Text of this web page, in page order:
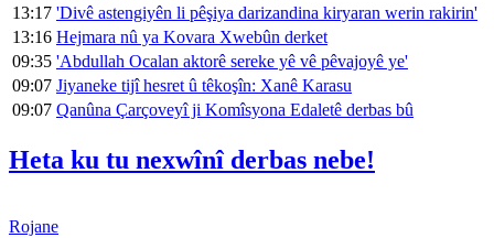
13:17 'Divê astengiyên li pêşiya darizandina kiryaran werin rakirin'
13:16 Hejmara nû ya Kovara Xwebûn derket
09:35 'Abdullah Ocalan aktorê sereke yê vê pêvajoyê ye'
09:07 Jiyaneke tijî hesret û têkoşîn: Xanê Karasu
09:07 Qanûna Çarçoveyî ji Komîsyona Edaletê derbas bû
Heta ku tu nexwînî derbas nebe!
Rojane